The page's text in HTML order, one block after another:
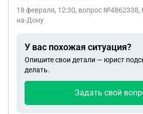
минимальная планка повышена,
последующем назначении
у меня есть в общей сложености
госслужбы и я перед
проработаю еще 12 месяцев на
мне хоть какие дополнительные
18 февраля, 12:30, вопрос №4862338,
на-Дону
У вас похожая ситуация?
Опишите свои детали — юрист
делать.
Задать свой